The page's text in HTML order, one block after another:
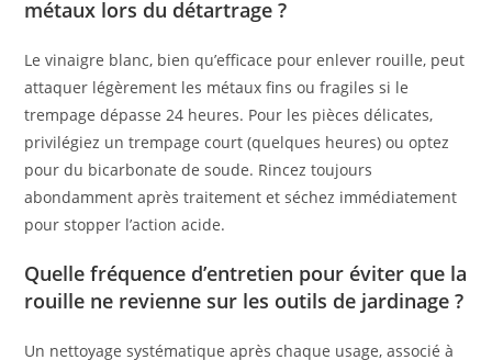
métaux lors du détartrage ?
Le vinaigre blanc, bien qu’efficace pour enlever rouille, peut
attaquer légèrement les métaux fins ou fragiles si le
trempage dépasse 24 heures. Pour les pièces délicates,
privilégiez un trempage court (quelques heures) ou optez
pour du bicarbonate de soude. Rincez toujours
abondamment après traitement et séchez immédiatement
pour stopper l’action acide.
Quelle fréquence d’entretien pour éviter que la
rouille ne revienne sur les outils de jardinage ?
Un nettoyage systématique après chaque usage, associé à